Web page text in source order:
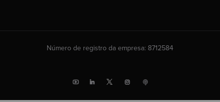
Número de registro da empresa: 8712584